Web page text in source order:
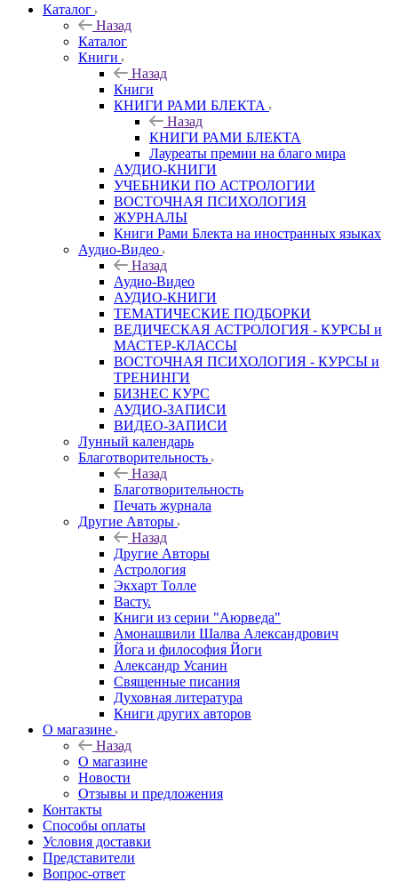
Каталог
Назад
Каталог
Книги
Назад
Книги
КНИГИ РАМИ БЛЕКТА
Назад
КНИГИ РАМИ БЛЕКТА
Лауреаты премии на благо мира
АУДИО-КНИГИ
УЧЕБНИКИ ПО АСТРОЛОГИИ
ВОСТОЧНАЯ ПСИХОЛОГИЯ
ЖУРНАЛЫ
Книги Рами Блекта на иностранных языках
Аудио-Видео
Назад
Аудио-Видео
АУДИО-КНИГИ
ТЕМАТИЧЕСКИЕ ПОДБОРКИ
ВЕДИЧЕСКАЯ АСТРОЛОГИЯ - КУРСЫ и
МАСТЕР-КЛАССЫ
ВОСТОЧНАЯ ПСИХОЛОГИЯ - КУРСЫ и
ТРЕНИНГИ
БИЗНЕС КУРС
АУДИО-ЗАПИСИ
ВИДЕО-ЗАПИСИ
Лунный календарь
Благотворительность
Назад
Благотворительность
Печать журнала
Другие Aвторы
Назад
Другие Aвторы
Астрология
Экхарт Толле
Васту.
Книги из серии "Аюрведа"
Амонашвили Шалва Александрович
Йога и философия Йоги
Александр Усанин
Священные писания
Духовная литература
Книги других авторов
О магазине
Назад
О магазине
Новости
Отзывы и предложения
Контакты
Способы оплаты
Условия доставки
Представители
Вопрос-ответ